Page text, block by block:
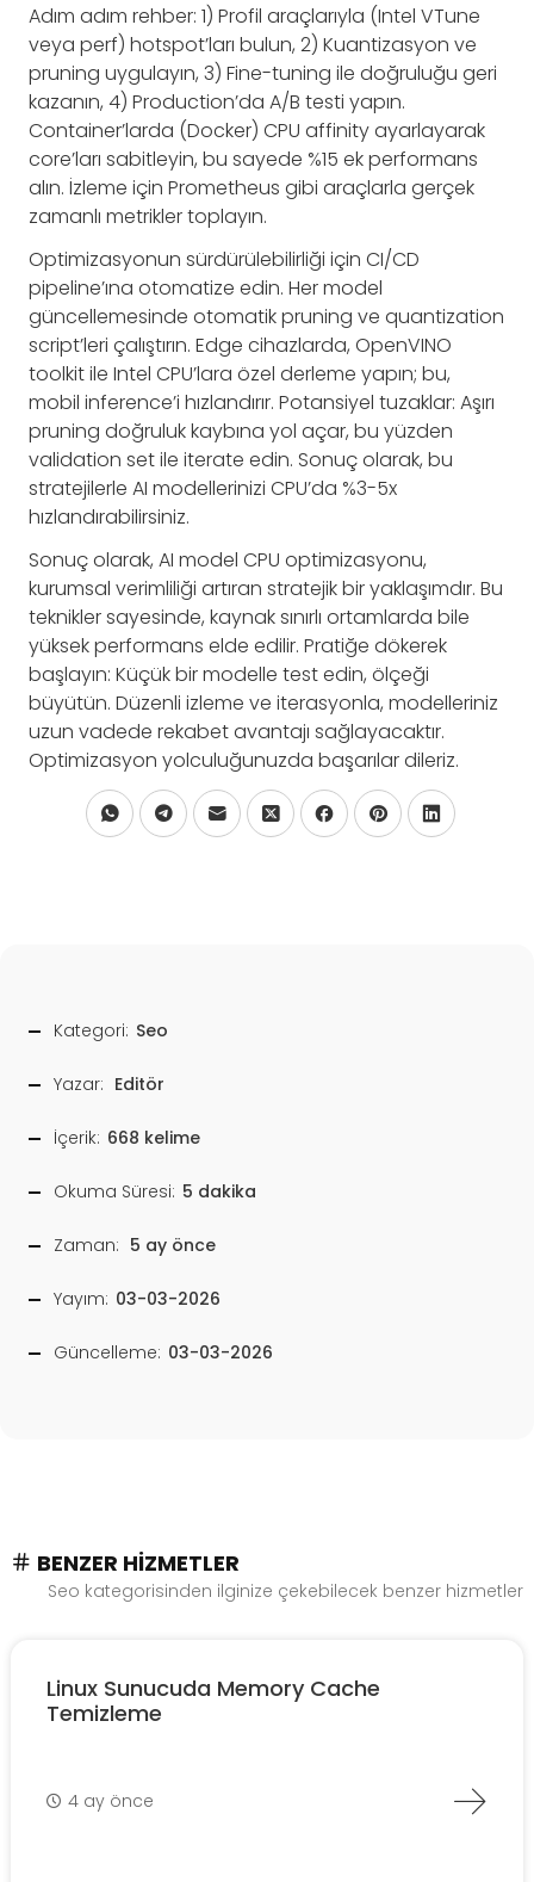
Adım adım rehber: 1) Profil araçlarıyla (Intel VTune
veya perf) hotspot’ları bulun, 2) Kuantizasyon ve
pruning uygulayın, 3) Fine-tuning ile doğruluğu geri
kazanın, 4) Production’da A/B testi yapın.
Container’larda (Docker) CPU affinity ayarlayarak
core’ları sabitleyin, bu sayede %15 ek performans
alın. İzleme için Prometheus gibi araçlarla gerçek
zamanlı metrikler toplayın.
Optimizasyonun sürdürülebilirliği için CI/CD
pipeline’ına otomatize edin. Her model
güncellemesinde otomatik pruning ve quantization
script’leri çalıştırın. Edge cihazlarda, OpenVINO
toolkit ile Intel CPU’lara özel derleme yapın; bu,
mobil inference’i hızlandırır. Potansiyel tuzaklar: Aşırı
pruning doğruluk kaybına yol açar, bu yüzden
validation set ile iterate edin. Sonuç olarak, bu
stratejilerle AI modellerinizi CPU’da %3-5x
hızlandırabilirsiniz.
Sonuç olarak, AI model CPU optimizasyonu,
kurumsal verimliliği artıran stratejik bir yaklaşımdır. Bu
teknikler sayesinde, kaynak sınırlı ortamlarda bile
yüksek performans elde edilir. Pratiğe dökerek
başlayın: Küçük bir modelle test edin, ölçeği
büyütün. Düzenli izleme ve iterasyonla, modelleriniz
uzun vadede rekabet avantajı sağlayacaktır.
Optimizasyon yolculuğunuzda başarılar dileriz.
Kategori: Seo
Yazar: Editör
İçerik: 668 kelime
Okuma Süresi: 5 dakika
Zaman: 5 ay önce
Yayım: 03-03-2026
Güncelleme: 03-03-2026
BENZER HIZMETLER
Seo kategorisinden ilginize çekebilecek benzer hizmetler
Linux Sunucuda Memory Cache
Temizleme
4 ay önce